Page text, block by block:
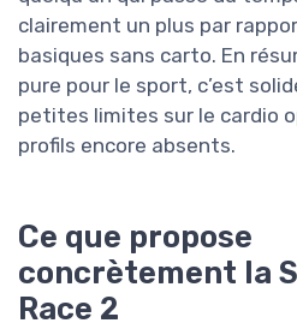
clairement un plus par
basiques sans carto. En
pure pour le sport, c’est
petites limites sur le cardio
profils encore absents.
Ce que propose
concrètement la
Race 2